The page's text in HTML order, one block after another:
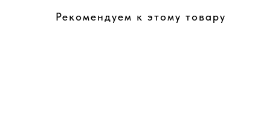
Рекомендуем к этому товару